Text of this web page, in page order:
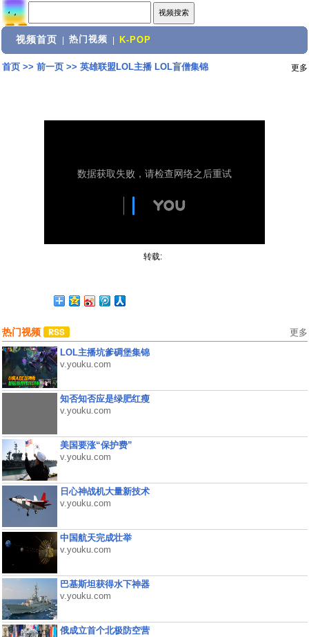
视频首页 热门视频 K-POP
首页>> 前一页>> 英雄联盟LOL主播 LOL盲僧集锦 更多
转载:
热门视频 更多
LOL主播坑爹碉堡集锦
v.youku.com
知否知否应是绿肥红瘦
v.youku.com
美国要涨“保护费”
v.youku.com
日心神战机大量新技术
v.youku.com
中国航天完成壮举
v.youku.com
巴基斯坦获得水下神器
v.youku.com
俄成立首个北极防空营